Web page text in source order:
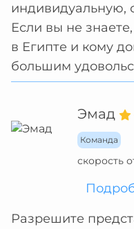
индивидуальную,
Если вы не
в Египте и кому
большим
Эмад
Команда
скорость
Разрешите